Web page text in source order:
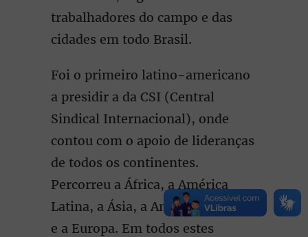
trabalhadores do campo e das
cidades em todo Brasil.
Foi o primeiro latino-americano
a presidir a da CSI (Central
Sindical Internacional), onde
contou com o apoio de lideranças
de todos os continentes.
Percorreu a África, a América
Latina, a Ásia, a América do Norte
e a Europa. Em todos estes